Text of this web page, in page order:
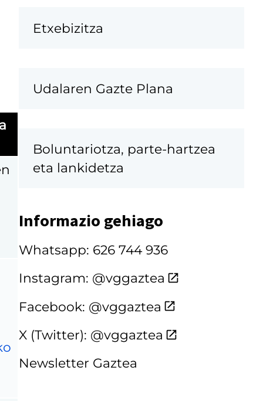
Etxebizitza
Udalaren Gazte Plana
Boluntariotza, parte-hartzea
eta lankidetza
Informazio gehiago
Whatsapp: 626 744 936
Instagram: @vggaztea
Facebook: @vggaztea
X (Twitter): @vggaztea
Newsletter Gaztea